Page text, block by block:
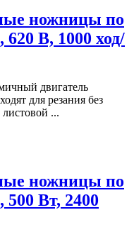
ножницы по
620 В, 1000 ход/
двигатель
для резания без
...
ножницы по
500 Вт, 2400